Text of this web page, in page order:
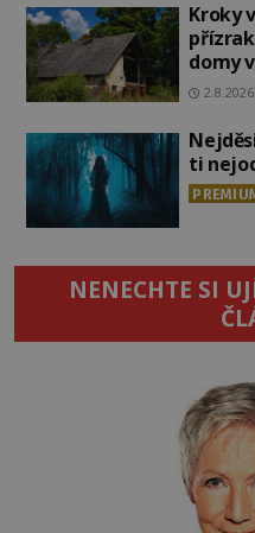
Kroky
domy
2.8.2026
ti
NENECHTE SI